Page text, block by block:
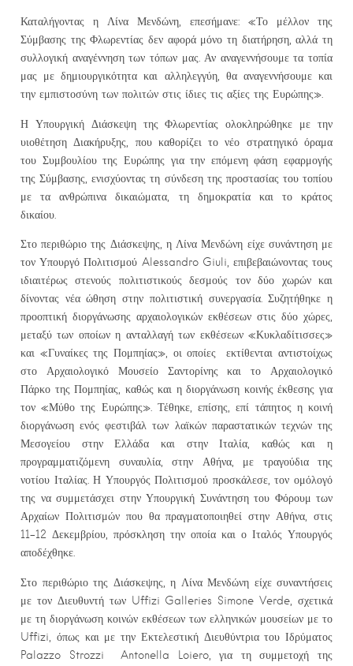
Καταλήγοντας η Λίνα Μενδώνη, επεσήμανε: «Το μέλλον της
Σύμβασης της Φλωρεντίας δεν αφορά μόνο τη διατήρηση, αλλά τη
συλλογική αναγέννηση των τόπων μας. Αν αναγεννήσουμε τα τοπία
μας με δημιουργικότητα και αλληλεγγύη, θα αναγεννήσουμε και
την εμπιστοσύνη των πολιτών στις ίδιες τις αξίες της Ευρώπης».
Η Υπουργική Διάσκεψη της Φλωρεντίας ολοκληρώθηκε με την
υιοθέτηση Διακήρυξης, που καθορίζει το νέο στρατηγικό όραμα
του Συμβουλίου της Ευρώπης για την επόμενη φάση εφαρμογής
της Σύμβασης, ενισχύοντας τη σύνδεση της προστασίας του τοπίου
με τα ανθρώπινα δικαιώματα, τη δημοκρατία και το κράτος
δικαίου.
Στο περιθώριο της Διάσκεψης, η Λίνα Μενδώνη είχε συνάντηση με
τον Υπουργό Πολιτισμού Alessandro Giuli, επιβεβαιώνοντας τους
ιδιαιτέρως στενούς πολιτιστικούς δεσμούς τον δύο χωρών και
δίνοντας νέα ώθηση στην πολιτιστική συνεργασία. Συζητήθηκε η
προοπτική διοργάνωσης αρχαιολογικών εκθέσεων στις δύο χώρες,
μεταξύ των οποίων η ανταλλαγή των εκθέσεων «Κυκλαδίτισσες»
και «Γυναίκες της Πομπηίας», οι οποίες εκτίθενται αντιστοίχως
στο Αρχαιολογικό Μουσείο Σαντορίνης και το Αρχαιολογικό
Πάρκο της Πομπηίας, καθώς και η διοργάνωση κοινής έκθεσης για
τον «Μύθο της Ευρώπης». Τέθηκε, επίσης, επί τάπητος η κοινή
διοργάνωση ενός φεστιβάλ των λαϊκών παραστατικών τεχνών της
Μεσογείου στην Ελλάδα και στην Ιταλία, καθώς και η
προγραμματιζόμενη συναυλία, στην Αθήνα, με τραγούδια της
νοτίου Ιταλίας. Η Υπουργός Πολιτισμού προσκάλεσε, τον ομόλογό
της να συμμετάσχει στην Υπουργική Συνάντηση του Φόρουμ των
Αρχαίων Πολιτισμών που θα πραγματοποιηθεί στην Αθήνα, στις
11-12 Δεκεμβρίου, πρόσκληση την οποία και ο Ιταλός Υπουργός
αποδέχθηκε.
Στο περιθώριο της Διάσκεψης, η Λίνα Μενδώνη είχε συναντήσεις
με τον Διευθυντή των Uffizi Galleries Simone Verde, σχετικά
με τη διοργάνωση κοινών εκθέσεων των ελληνικών μουσείων με το
Uffizi, όπως και με την Εκτελεστική Διευθύντρια του Ιδρύματος
Palazzo Strozzi Antonella Loiero, για τη συμμετοχή της